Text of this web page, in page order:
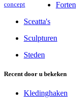
concept
Forten
Sceatta's
Sculpturen
Steden
Recent door u bekeken
Kledinghaken